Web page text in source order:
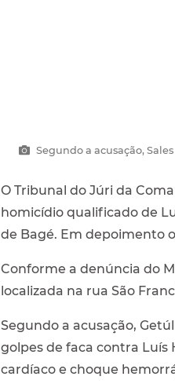
Segundo a acusação,
O Tribunal do Júri da
homicídio qualificado de
de Bagé. Em depoimento
Conforme a denúncia do
localizada na rua São
Segundo a acusação,
golpes de faca contra Luís
cardíaco e choque